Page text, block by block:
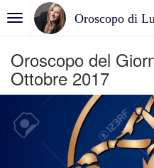
Oroscopo di
Oroscopo del
Ottobre 2017